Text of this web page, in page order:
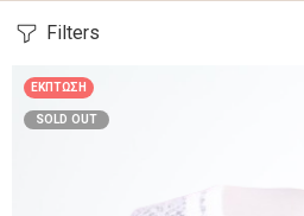
Filters
ΈΚΠΤΩΣΗ
SOLD OUT